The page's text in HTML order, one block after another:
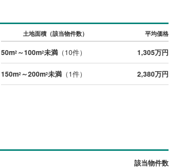
土地面積（該当物件数） 平均価格
50m2～100m2未満（10件） 1,305万円
150m2～200m2未満（1件） 2,380万円
該当物件数